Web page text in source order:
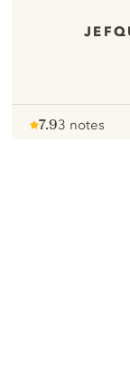
7.93 notes